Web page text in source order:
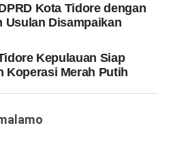
Kota Tidore dengan
Usulan Disampaikan
Kepulauan Siap
Koperasi Merah Putih